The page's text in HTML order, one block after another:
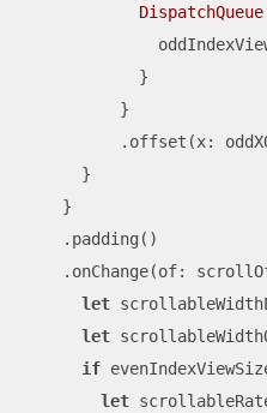
DispatchQueue
            }
          }
.offset(x:
      }
    }
    .padding()
.onChange(of:
let
let
if
let